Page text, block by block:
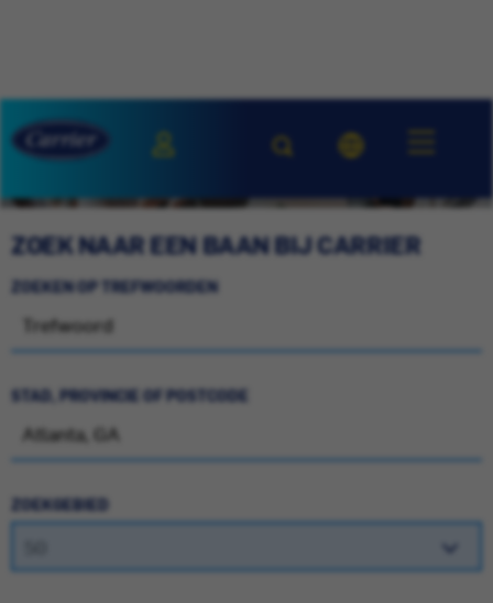
ZOEK NAAR EEN BAAN BIJ CARRIER
ZOEKEN OP TREFWOORDEN
STAD, PROVINCIE OF POSTCODE
ZOEKGEBIED